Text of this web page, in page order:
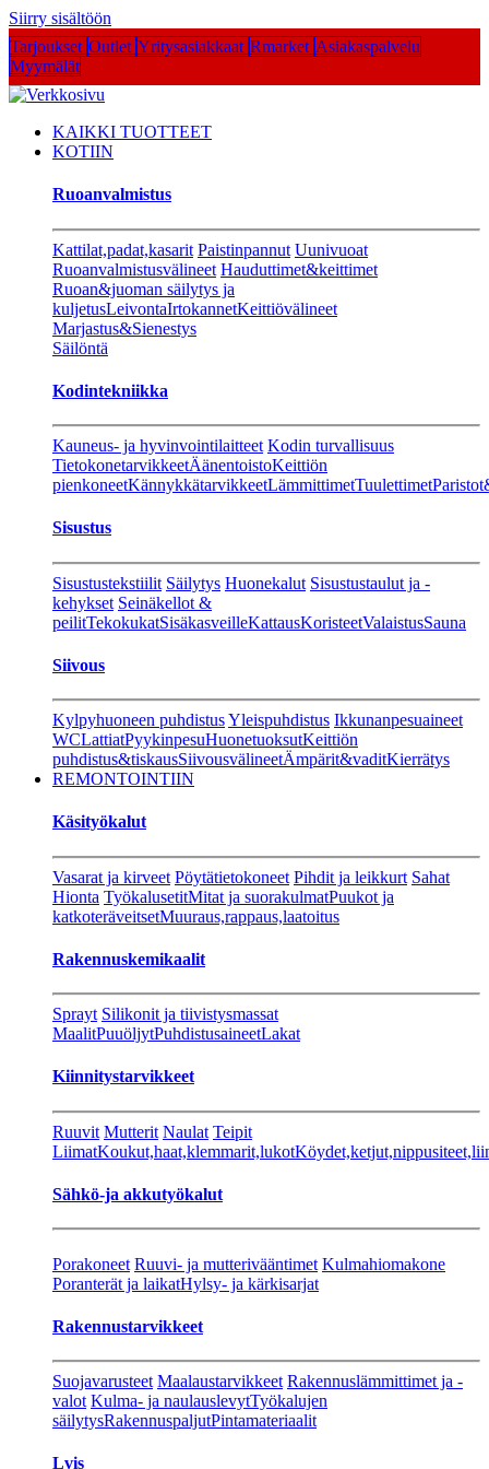
Siirry sisältöön
Tarjoukset Outlet Yritysasiakkaat Rmarket Asiakaspalvelu
Myymälät
KAIKKI TUOTTEET
KOTIIN
Ruoanvalmistus
Kattilat,padat,kasarit Paistinpannut Uunivuoat
Ruoanvalmistusvälineet Hauduttimet&keittimet
Ruoan&juoman säilytys ja
kuljetusLeivontaIrtokannetKeittiövälineet
Marjastus&Sienestys
Säilöntä
Kodintekniikka
Kauneus- ja hyvinvointilaitteet Kodin turvallisuus
TietokonetarvikkeetÄänentoistoKeittiön
pienkoneetKännykkätarvikkeetLämmittimetTuulettimet
Sisustus
Sisustustekstiilit Säilytys Huonekalut Sisustustaulut ja -
kehykset Seinäkellot &
peilitTekokukatSisäkasveilleKattausKoristeetValaistusSauna
Siivous
Kylpyhuoneen puhdistusYleispuhdistus Ikkunanpesuaineet
WCLattiatPyykinpesuHuonetuoksutKeittiön
puhdistus&tiskausSiivousvälineetÄmpärit&vaditKierrätys
REMONTOINTIIN
Käsityökalut
Vasarat ja kirveet Pöytätietokoneet Pihdit ja leikkurt Sahat
Hionta TyökalusetitMitat ja suorakulmatPuukot ja
katkoteräveitsetMuuraus,rappaus,laatoitus
Rakennuskemikaalit
Sprayt Silikonit ja tiivistysmassat
MaalitPuuöljytPuhdistusaineetLakat
Kiinnitystarvikkeet
Ruuvit Mutterit Naulat Teipit
LiimatKoukut,haat,klemmarit,lukot
Sähkö-ja akkutyökalut
Porakoneet Ruuvi- ja mutterivääntimet Kulmahiomakone
Poranterät ja laikatHylsy- ja kärkisarjat
Rakennustarvikkeet
Suojavarusteet Maalaustarvikkeet Rakennuslämmittimet ja -
valot Kulma- ja naulauslevytTyökalujen
säilytysRakennuspaljutPintamateriaalit
Lvis